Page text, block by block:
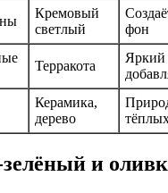
Кремовый
светлый
фон
Терракота
Яркий
Керамика,
дерево
зелёный и